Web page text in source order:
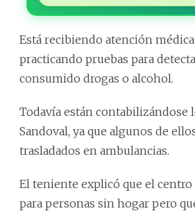
Está recibiendo atención
practicando pruebas para
consumido drogas o alcohol.
Todavía están contabilizándose
Sandoval, ya que algunos de
trasladados en ambulancias.
El teniente explicó que el
para personas sin hogar pero